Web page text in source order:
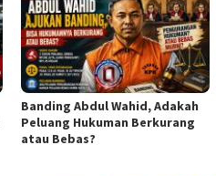
Banding Abdul Wahid, Adakah
Peluang Hukuman Berkurang
atau Bebas?